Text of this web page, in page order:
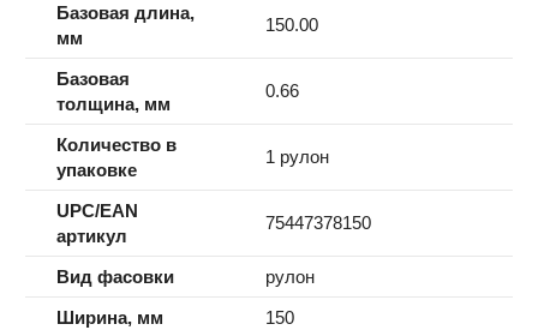
Базовая длина,
мм
150.00
Базовая
толщина, мм
0.66
Количество в
упаковке
1 рулон
UPC/EAN
артикул
75447378150
Вид фасовки
рулон
Ширина, мм
150